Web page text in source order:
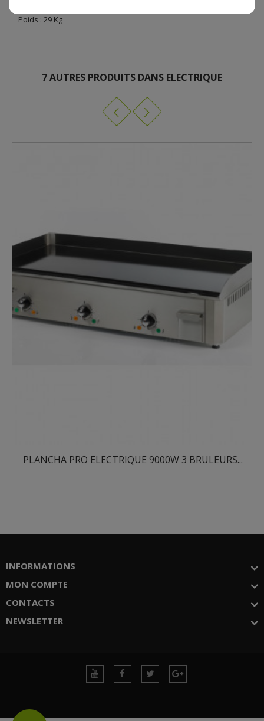
Poids : 29 Kg
7 AUTRES PRODUITS DANS ELECTRIQUE
PLANCHA PRO ELECTRIQUE 9000W 3 BRULEURS...
INFORMATIONS
MON COMPTE
CONTACTS
NEWSLETTER